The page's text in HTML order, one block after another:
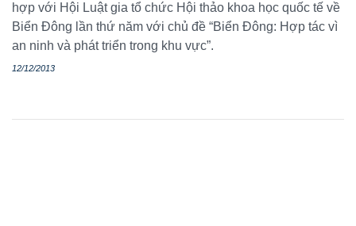
hợp với Hội Luật gia tổ chức Hội thảo khoa học quốc tế về
Biển Đông lần thứ năm với chủ đề “Biển Đông: Hợp tác vì
an ninh và phát triển trong khu vực”.
12/12/2013